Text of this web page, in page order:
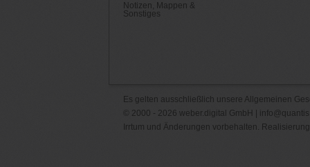
Notizen, Mappen &
Sonstiges
Es gelten ausschließlich unsere Allgemeinen
© 2000 - 2026 weber.digital GmbH |
Irrtum und Änderungen vorbehalten.